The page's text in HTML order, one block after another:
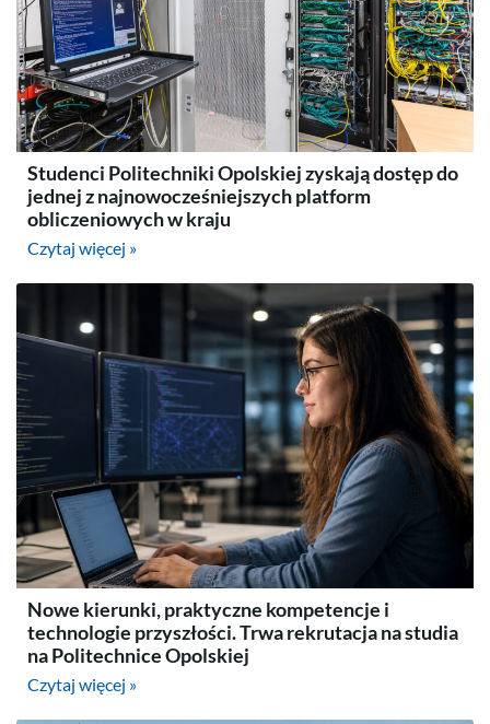
Studenci Politechniki Opolskiej zyskają dostęp do
jednej z najnowocześniejszych platform
obliczeniowych w kraju
Czytaj więcej »
Nowe kierunki, praktyczne kompetencje i
technologie przyszłości. Trwa rekrutacja na studia
na Politechnice Opolskiej
Czytaj więcej »